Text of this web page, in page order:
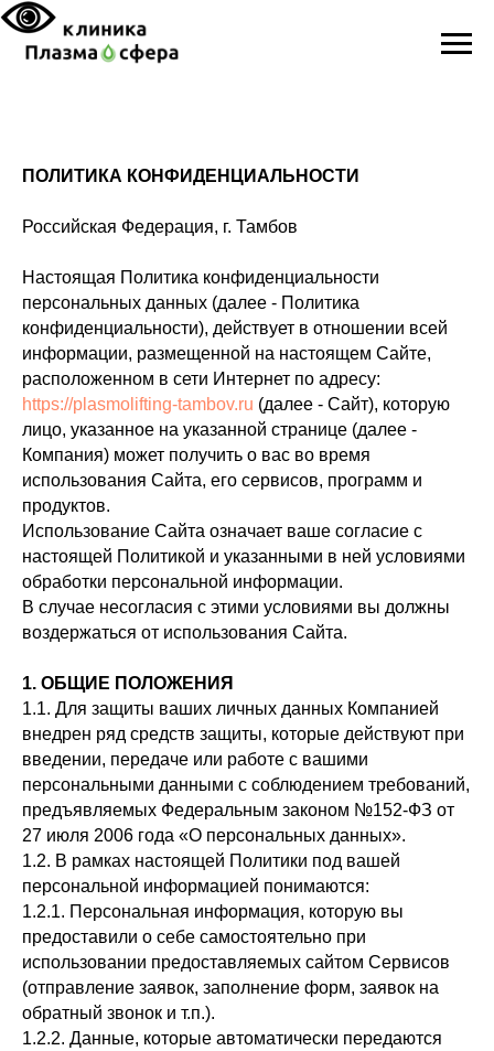
ПОЛИТИКА КОНФИДЕНЦИАЛЬНОСТИ
Российская Федерация, г. Тамбов
Настоящая Политика конфиденциальности
персональных данных (далее - Политика
конфиденциальности), действует в отношении всей
информации, размещенной на настоящем Сайте,
расположенном в сети Интернет по адресу:
https://plasmolifting-tambov.ru (далее - Сайт), которую
лицо, указанное на указанной странице (далее -
Компания) может получить о вас во время
использования Сайта, его сервисов, программ и
продуктов.
Использование Сайта означает ваше согласие с
настоящей Политикой и указанными в ней условиями
обработки персональной информации.
В случае несогласия с этими условиями вы должны
воздержаться от использования Сайта.
1. ОБЩИЕ ПОЛОЖЕНИЯ
1.1. Для защиты ваших личных данных Компанией
внедрен ряд средств защиты, которые действуют при
введении, передаче или работе с вашими
персональными данными с соблюдением требований,
предъявляемых Федеральным законом №152-ФЗ от
27 июля 2006 года «О персональных данных».
1.2. В рамках настоящей Политики под вашей
персональной информацией понимаются:
1.2.1. Персональная информация, которую вы
предоставили о себе самостоятельно при
использовании предоставляемых сайтом Сервисов
(отправление заявок, заполнение форм, заявок на
обратный звонок и т.п.).
1.2.2. Данные, которые автоматически передаются